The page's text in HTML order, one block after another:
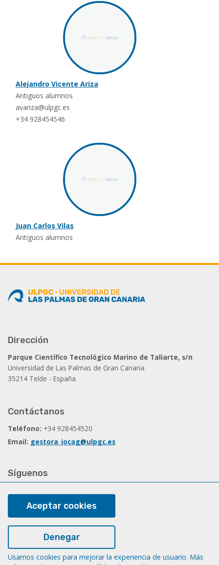
Alejandro Vicente Ariza
Antiguos alumnos
avariza@ulpgc.es
+34 928454546
Juan Carlos Vilas
Antiguos alumnos
Dirección
Parque Científico Tecnológico Marino de Taliarte, s/n
Universidad de Las Palmas de Gran Canaria.
35214 Telde - España
Contáctanos
Teléfono: +34 928454520
Email: gestora_iocag@ulpgc.es
Síguenos
Legal
Nota legal
Cookies
Aceptar cookies
Denegar
Usamos cookies para mejorar la experiencia de usuario. Más